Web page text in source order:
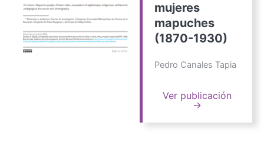
mujeres
mapuches
(1870-1930)
Pedro Canales Tapia
Ver publicación
→